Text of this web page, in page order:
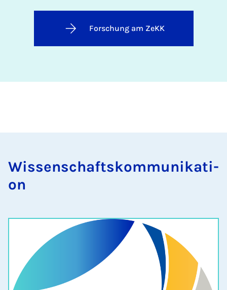
Forschung am ZeKK
Wis­sen­schafts­kom­mu­ni­ka­ti­
on